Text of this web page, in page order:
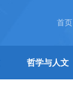
首页
哲学与人文